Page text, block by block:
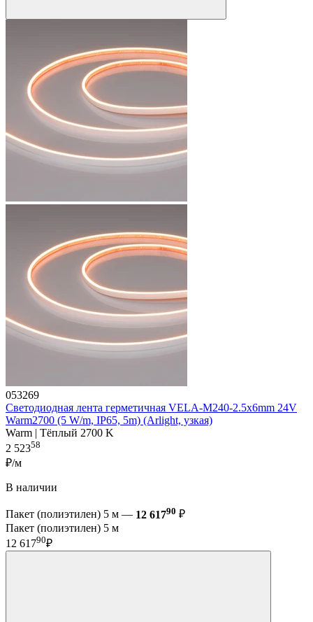
053269
Светодиодная лента герметичная VELA-M240-2.5x6mm 24V
Warm2700 (5 W/m, IP65, 5m) (Arlight, узкая)
Warm | Тёплый 2700 K
2 52358
₽/м
В наличии
Пакет (полиэтилен) 5 м — 12 61790 ₽
Пакет (полиэтилен) 5 м
12 61790₽